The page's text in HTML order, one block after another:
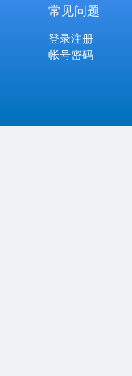
常见问题
登录注册
帐号密码